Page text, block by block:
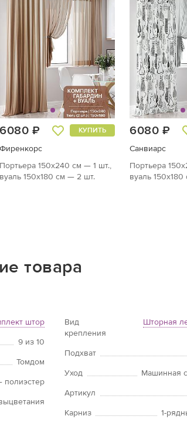
6080 ₽ КУПИТЬ
Фиренкорс
Портьера 150х240 см — 1 шт.,
вуаль 150х180 см — 2 шт.
6080 ₽
Санвиарс
Портьера
вуаль
товара
штор
9 из 10
Томдом
полиэстер
Вид
крепления
Шторная
Подхват
Уход
Машинная
Артикул
Карниз
1-